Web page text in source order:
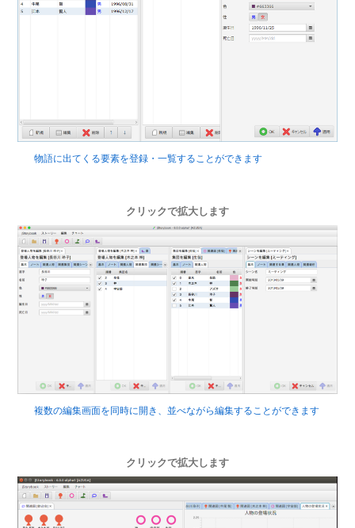
物語に出てくる要素を登録・一覧することができます
クリックで拡大します
複数の編集画面を同時に開き、並べながら編集することができます
クリックで拡大します